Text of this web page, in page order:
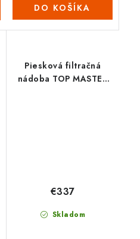
DO KOŠÍKA
Piesková filtračná
nádoba TOP MASTER
Skladom
€337